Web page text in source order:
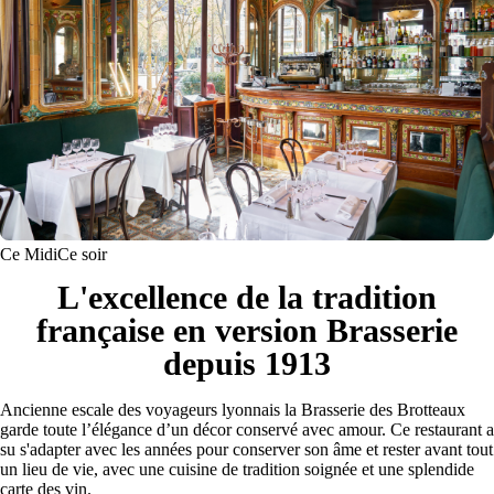
Ce MidiCe soir
L'excellence de la tradition
française en version Brasserie
depuis 1913
Ancienne escale des voyageurs lyonnais la Brasserie des Brotteaux
garde toute l’élégance d’un décor conservé avec amour. Ce restaurant a
su s'adapter avec les années pour conserver son âme et rester avant tout
un lieu de vie, avec une cuisine de tradition soignée et une splendide
carte des vin.